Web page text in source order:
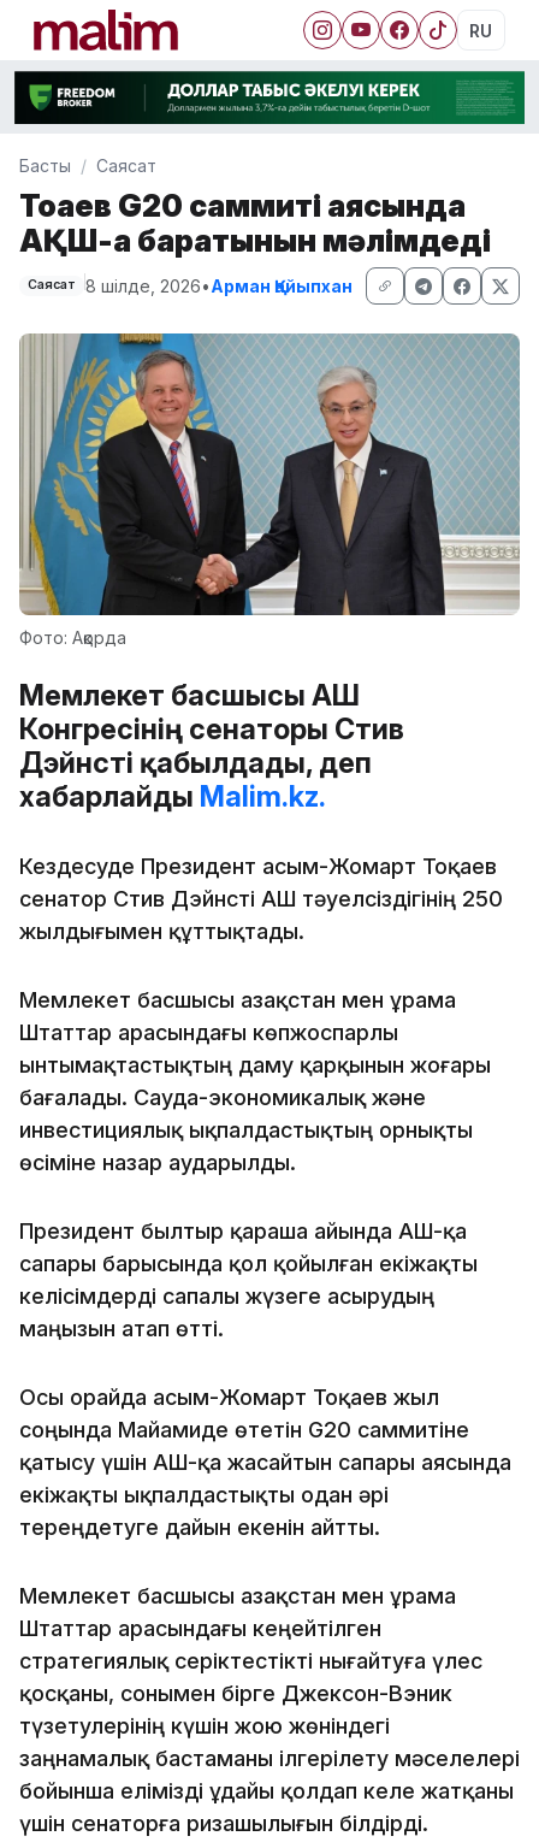
RU
Басты Саясат
Тоқаев G20 саммиті аясында
АҚШ-қа баратынын мәлімдеді
Саясат 8 шілде, 2026•Арман Қайыпхан
Фото: Ақорда
Мемлекет басшысы АҚШ
Конгресінің сенаторы Стив
Дэйнсті қабылдады, деп
хабарлайды Malim.kz.
Кездесуде Президент Қасым-Жомарт Тоқаев
сенатор Стив Дэйнсті АҚШ тәуелсіздігінің 250
жылдығымен құттықтады.
Мемлекет басшысы Қазақстан мен Құрама
Штаттар арасындағы көпжоспарлы
ынтымақтастықтың даму қарқынын жоғары
бағалады. Сауда-экономикалық және
инвестициялық ықпалдастықтың орнықты
өсіміне назар аударылды.
Президент былтыр қараша айында АҚШ-қа
сапары барысында қол қойылған екіжақты
келісімдерді сапалы жүзеге асырудың
маңызын атап өтті.
Осы орайда Қасым-Жомарт Тоқаев жыл
соңында Майамиде өтетін G20 саммитіне
қатысу үшін АҚШ-қа жасайтын сапары аясында
екіжақты ықпалдастықты одан әрі
тереңдетуге дайын екенін айтты.
Мемлекет басшысы Қазақстан мен Құрама
Штаттар арасындағы кеңейтілген
стратегиялық серіктестікті нығайтуға үлес
қосқаны, сонымен бірге Джексон-Вэник
түзетулерінің күшін жою жөніндегі
заңнамалық бастаманы ілгерілету мәселелері
бойынша елімізді ұдайы қолдап келе жатқаны
үшін сенаторға ризашылығын білдірді.